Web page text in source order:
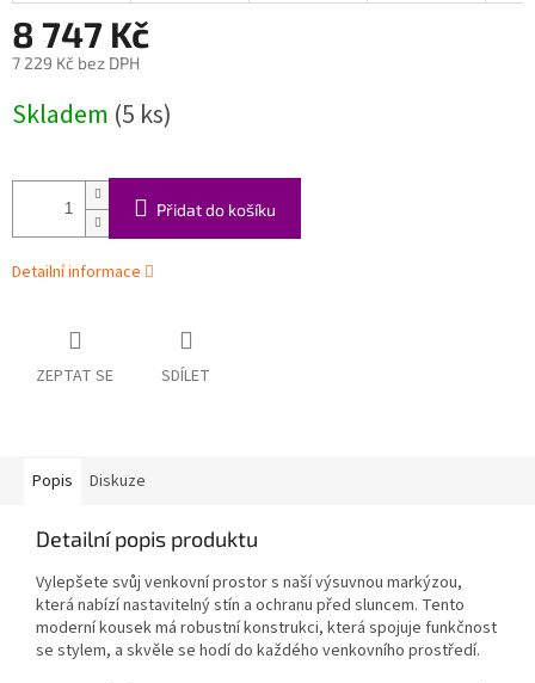
8 747 Kč
7 229 Kč bez DPH
cena:
Skladem (5 ks)
Přidat do košíku
Detailní informace
ZEPTAT SE SDÍLET
Popis Diskuze
Detailní popis produktu
Vylepšete svůj venkovní prostor s naší výsuvnou markýzou,
která nabízí nastavitelný stín a ochranu před sluncem. Tento
moderní kousek má robustní konstrukci, která spojuje funkčnost
se stylem, a skvěle se hodí do každého venkovního prostředí.